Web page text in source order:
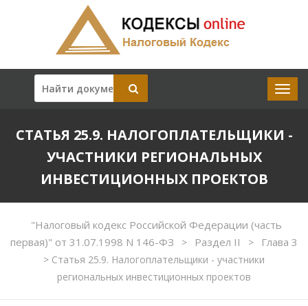
СТАТЬЯ 25.9. НАЛОГОПЛАТЕЛЬЩИКИ -
УЧАСТНИКИ РЕГИОНАЛЬНЫХ
ИНВЕСТИЦИОННЫХ ПРОЕКТОВ
"Налоговый кодекс Российской Федерации (часть
первая)" от 31.07.1998 N 146-ФЗ
> Раздел II > Глава 3
> Статья 25.9. Налогоплательщики - участники
региональных инвестиционных проектов